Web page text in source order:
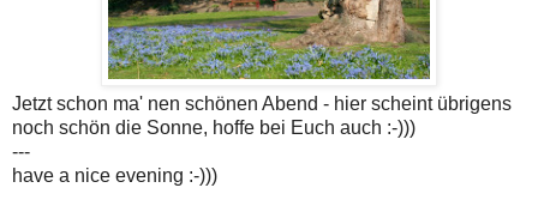
Jetzt schon ma' nen schönen Abend - hier scheint übrigens
noch schön die Sonne, hoffe bei Euch auch :-)))
---
have a nice evening :-)))